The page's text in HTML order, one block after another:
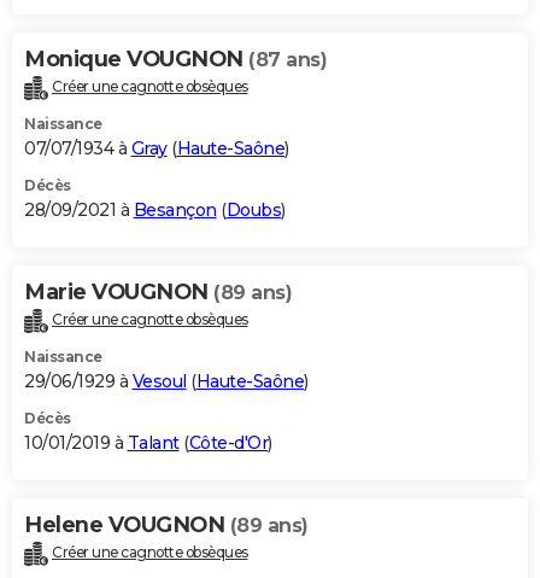
Monique VOUGNON (87 ans)
Créer une cagnotte obsèques
Naissance
07/07/1934 à Gray(Haute-Saône)
Décès
28/09/2021 à Besançon (Doubs)
Marie VOUGNON (89 ans)
Créer une cagnotte obsèques
Naissance
29/06/1929 à Vesoul (Haute-Saône)
Décès
10/01/2019 à Talant(Côte-d'Or)
Helene VOUGNON (89 ans)
Créer une cagnotte obsèques